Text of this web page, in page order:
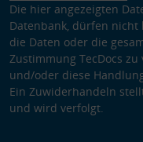
Die hier angezeigten
Datenbank, dürfen nicht
die Daten oder die
Zustimmung TecDocs
und/oder diese
Ein Zuwiderhandeln
und wird verfolgt.